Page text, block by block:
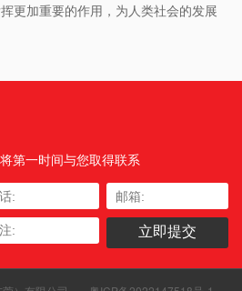
更加重要的作用，为人类社会的发展
第一时间与您取得联系